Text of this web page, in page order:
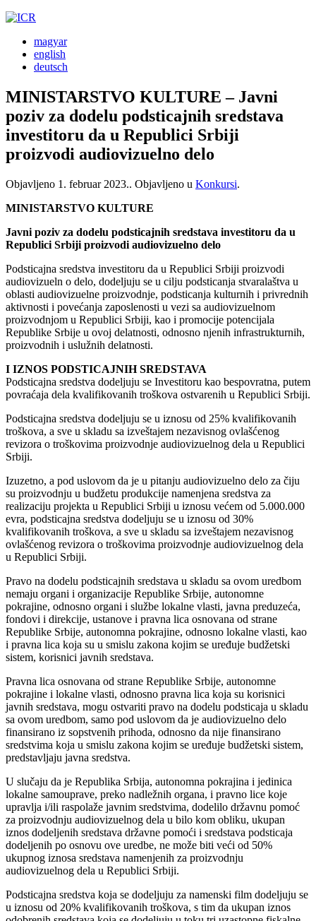
magyar
english
deutsch
MINISTARSTVO KULTURE – Javni
poziv za dodelu podsticajnih sredstava
investitoru da u Republici Srbiji
proizvodi audiovizuelno delo
Objavljeno 1. februar 2023.. Objavljeno u Konkursi.
MINISTARSTVO KULTURE
Javni poziv za dodelu podsticajnih sredstava investitoru da u
Republici Srbiji proizvodi audiovizuelno delo
Podsticajna sredstva investitoru da u Republici Srbiji proizvodi
audiovizueln o delo, dodeljuju se u cilju podsticanja stvaralaštva u
oblasti audiovizuelne proizvodnje, podsticanja kulturnih i privrednih
aktivnosti i povećanja zaposlenosti u vezi sa audiovizuelnom
proizvodnjom u Republici Srbiji, kao i promocije potencijala
Republike Srbije u ovoj delatnosti, odnosno njenih infrastrukturnih,
proizvodnih i uslužnih delatnosti.
I IZNOS PODSTICAJNIH SREDSTAVA
Podsticajna sredstva dodeljuju se Investitoru kao bespovratna, putem
povraćaja dela kvalifikovanih troškova ostvarenih u Republici Srbiji.
Podsticajna sredstva dodeljuju se u iznosu od 25% kvalifikovanih
troškova, a sve u skladu sa izveštajem nezavisnog ovlašćenog
revizora o troškovima proizvodnje audiovizuelnog dela u Republici
Srbiji.
Izuzetno, a pod uslovom da je u pitanju audiovizuelno delo za čiju
su proizvodnju u budžetu produkcije namenjena sredstva za
realizaciju projekta u Republici Srbiji u iznosu većem od 5.000.000
evra, podsticajna sredstva dodeljuju se u iznosu od 30%
kvalifikovanih troškova, a sve u skladu sa izveštajem nezavisnog
ovlašćenog revizora o troškovima proizvodnje audiovizuelnog dela
u Republici Srbiji.
Pravo na dodelu podsticajnih sredstava u skladu sa ovom uredbom
nemaju organi i organizacije Republike Srbije, autonomne
pokrajine, odnosno organi i službe lokalne vlasti, javna preduzeća,
fondovi i direkcije, ustanove i pravna lica osnovana od strane
Republike Srbije, autonomna pokrajine, odnosno lokalne vlasti, kao
i pravna lica koja su u smislu zakona kojim se uređuje budžetski
sistem, korisnici javnih sredstava.
Pravna lica osnovana od strane Republike Srbije, autonomne
pokrajine i lokalne vlasti, odnosno pravna lica koja su korisnici
javnih sredstava, mogu ostvariti pravo na dodelu podsticaja u skladu
sa ovom uredbom, samo pod uslovom da je audiovizuelno delo
finansirano iz sopstvenih prihoda, odnosno da nije finansirano
sredstvima koja u smislu zakona kojim se uređuje budžetski sistem,
predstavljaju javna sredstva.
U slučaju da je Republika Srbija, autonomna pokrajina i jedinica
lokalne samouprave, preko nadležnih organa, i pravno lice koje
upravlja i/ili raspolaže javnim sredstvima, dodelilo državnu pomoć
za proizvodnju audiovizuelnog dela u bilo kom obliku, ukupan
iznos dodeljenih sredstava državne pomoći i sredstava podsticaja
dodeljenih po osnovu ove uredbe, ne može biti veći od 50%
ukupnog iznosa sredstava namenjenih za proizvodnju
audiovizuelnog dela u Republici Srbiji.
Podsticajna sredstva koja se dodeljuju za namenski film dodeljuju se
u iznosu od 20% kvalifikovanih troškova, s tim da ukupan iznos